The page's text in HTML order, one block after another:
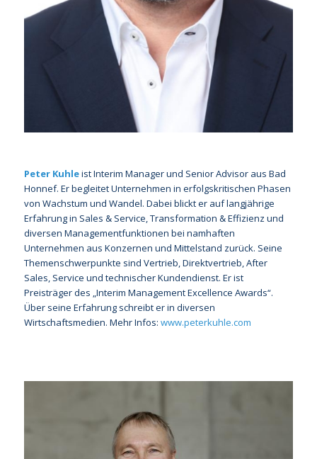
Peter Kuhleist Interim Manager und Senior Advisor aus Bad
Honnef. Er begleitet Unternehmen in erfolgskritischen Phasen
von Wachstum und Wandel. Dabei blickt er auf langjährige
Erfahrung in Sales & Service, Transformation & Effizienz und
diversen Managementfunktionen bei namhaften
Unternehmen aus Konzernen und Mittelstand zurück. Seine
Themenschwerpunkte sind Vertrieb, Direktvertrieb, After
Sales, Service und technischer Kundendienst. Er ist
Preisträger des „Interim Management Excellence Awards“.
Über seine Erfahrung schreibt er in diversen
Wirtschaftsmedien. Mehr Infos: www.peterkuhle.com